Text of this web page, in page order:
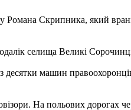
Романа Скрипника, який
селища Великі
машин
На польових дорогах